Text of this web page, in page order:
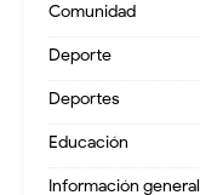
Comunidad
Deporte
Deportes
Educación
Información general